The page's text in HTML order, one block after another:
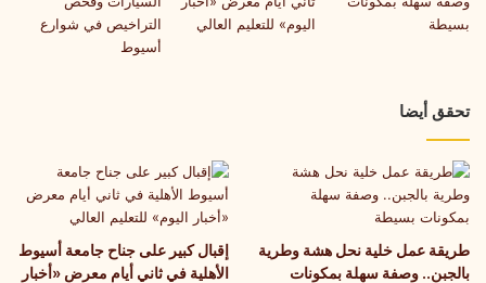
تحقق أيضا
طريقة عمل خلية نحل هشة وطرية
بالجبن.. وصفة سهلة بمكونات
إقبال كبير على جناح جامعة أسيوط
الأهلية في ثاني أيام معرض «أخبار